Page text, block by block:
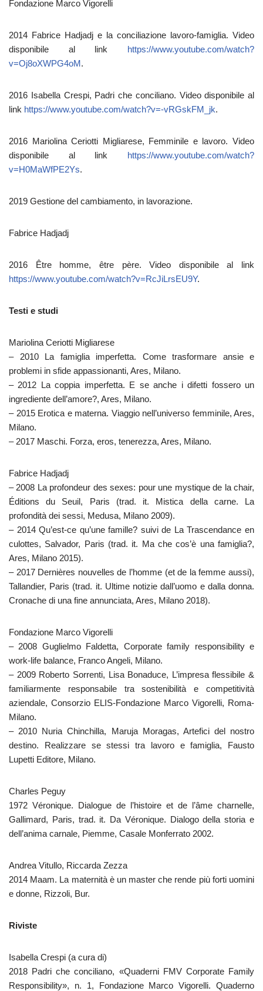
Fondazione Marco Vigorelli
2014 Fabrice Hadjadj e la conciliazione lavoro-famiglia. Video
disponibile al link https://www.youtube.com/watch?
v=Oj8oXWPG4oM.
2016 Isabella Crespi, Padri che conciliano. Video disponibile al
link https://www.youtube.com/watch?v=-vRGskFM_jk.
2016 Mariolina Ceriotti Migliarese, Femminile e lavoro. Video
disponibile al link https://www.youtube.com/watch?
v=H0MaWfPE2Ys.
2019 Gestione del cambiamento, in lavorazione.
Fabrice Hadjadj
2016 Être homme, être père.Video disponibile al link
https://www.youtube.com/watch?v=RcJiLrsEU9Y.
Testi e studi
Mariolina Ceriotti Migliarese
– 2010 La famiglia imperfetta. Come trasformare ansie e
problemi in sfide appassionanti, Ares, Milano.
– 2012 La coppia imperfetta. E se anche i difetti fossero un
ingrediente dell’amore?, Ares, Milano.
– 2015 Erotica e materna. Viaggio nell’universo femminile, Ares,
Milano.
– 2017 Maschi. Forza, eros, tenerezza, Ares, Milano.
Fabrice Hadjadj
– 2008 La profondeur des sexes: pour une mystique de la chair,
Éditions du Seuil, Paris (trad. it. Mistica della carne. La
profondità dei sessi, Medusa, Milano 2009).
– 2014 Qu’est-ce qu’une famille? suivi de La Trascendance en
culottes, Salvador, Paris (trad. it. Ma che cos’è una famiglia?,
Ares, Milano 2015).
– 2017 Dernières nouvelles de l’homme (et de la femme aussi),
Tallandier, Paris (trad. it. Ultime notizie dall’uomo e dalla donna.
Cronache di una fine annunciata, Ares, Milano 2018).
Fondazione Marco Vigorelli
– 2008 Guglielmo Faldetta, Corporate family responsibility e
work-life balance, Franco Angeli, Milano.
– 2009 Roberto Sorrenti, Lisa Bonaduce, L’impresa flessibile &
familiarmente responsabile tra sostenibilità e competitività
aziendale, Consorzio ELIS-Fondazione Marco Vigorelli, Roma-
Milano.
– 2010 Nuria Chinchilla, Maruja Moragas, Artefici del nostro
destino. Realizzare se stessi tra lavoro e famiglia, Fausto
Lupetti Editore, Milano.
Charles Peguy
1972 Véronique. Dialogue de l’histoire et de l’âme charnelle,
Gallimard, Paris, trad. it. Da Véronique. Dialogo della storia e
dell’anima carnale, Piemme, Casale Monferrato 2002.
Andrea Vitullo, Riccarda Zezza
2014 Maam. La maternità è un master che rende più forti uomini
e donne, Rizzoli, Bur.
Riviste
Isabella Crespi (a cura di)
2018 Padri che conciliano, «Quaderni FMV Corporate Family
Responsibility», n. 1, Fondazione Marco Vigorelli. Quaderno